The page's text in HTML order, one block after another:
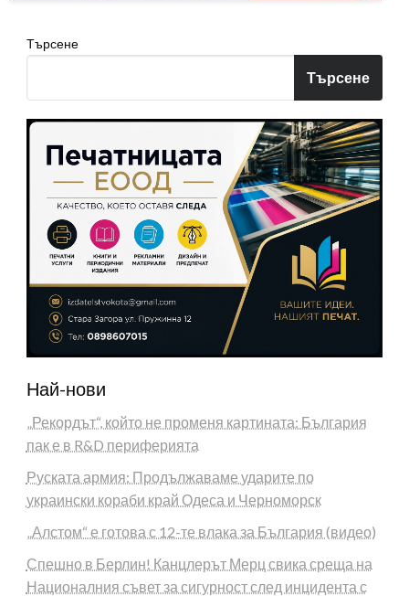
Търсене
Търсене
Най-нови
„Рекордът“, който не променя картината: България
пак е в R&D периферията
Руската армия: Продължаваме ударите по
украински кораби край Одеса и Черноморск
„Алстом“ е готова с 12-те влака за България (видео)
Спешно в Берлин! Канцлерът Мерц свика среща на
Националния съвет за сигурност след инцидента с